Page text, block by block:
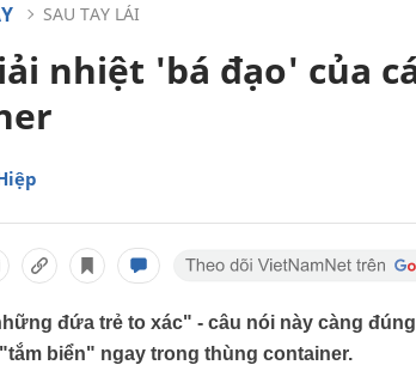
SAU TAY LÁI
nhiệt 'bá đạo' của
đứa trẻ to xác" - câu nói này càng
biển" ngay trong thùng container.